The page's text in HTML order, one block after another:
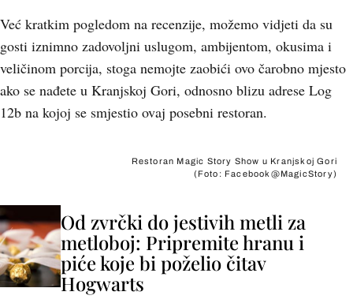
Već kratkim pogledom na recenzije, možemo vidjeti da su
gosti iznimno zadovoljni uslugom, ambijentom, okusima i
veličinom porcija, stoga nemojte zaobići ovo čarobno mjesto
ako se nađete u Kranjskoj Gori, odnosno blizu adrese Log
12b na kojoj se smjestio ovaj posebni restoran.
Restoran Magic Story Show u Kranjskoj Gori
(Foto: Facebook@MagicStory)
Od zvrčki do jestivih metli za
metloboj: Pripremite hranu i
piće koje bi poželio čitav
Hogwarts